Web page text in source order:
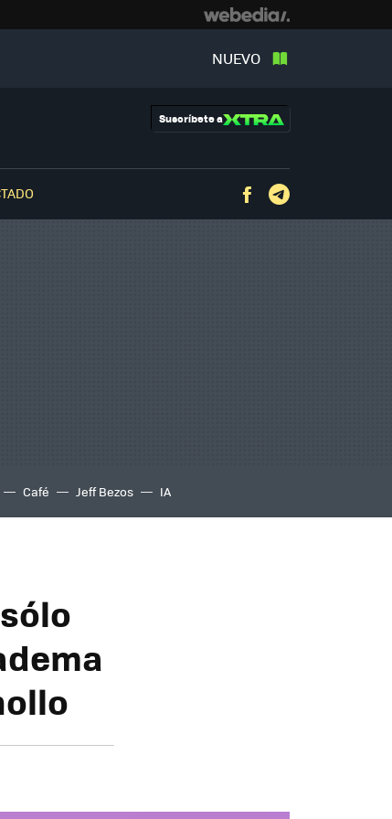
NUEVO
Suscríbete a
Facebook
Café Jeff Bezos IA